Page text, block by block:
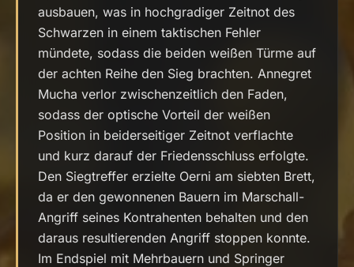
ausbauen, was in hochgradiger Zeitnot des
Schwarzen in einem taktischen Fehler
mündete, sodass die beiden weißen Türme auf
der achten Reihe den Sieg brachten. Annegret
Mucha verlor zwischenzeitlich den Faden,
sodass der optische Vorteil der weißen
Position in beiderseitiger Zeitnot verflachte
und kurz darauf der Friedensschluss erfolgte.
Den Siegtreffer erzielte Oerni am siebten Brett,
da er den gewonnenen Bauern im Marschall-
Angriff seines Kontrahenten behalten und den
daraus resultierenden Angriff stoppen konnte.
Im Endspiel mit Mehrbauern und Springer